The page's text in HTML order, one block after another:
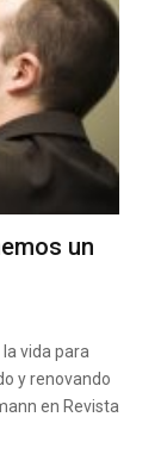
un
vida para
y renovando
en Revista